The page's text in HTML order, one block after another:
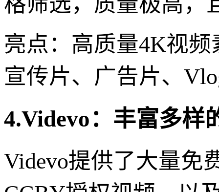
亮点：高质量4K视
宣传片、广告片、
4.Videvo：丰富多样
Videvo提供了大量免